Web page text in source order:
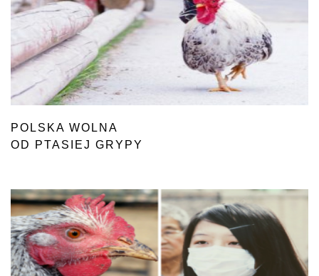
POLSKA WOLNA
OD PTASIEJ GRYPY